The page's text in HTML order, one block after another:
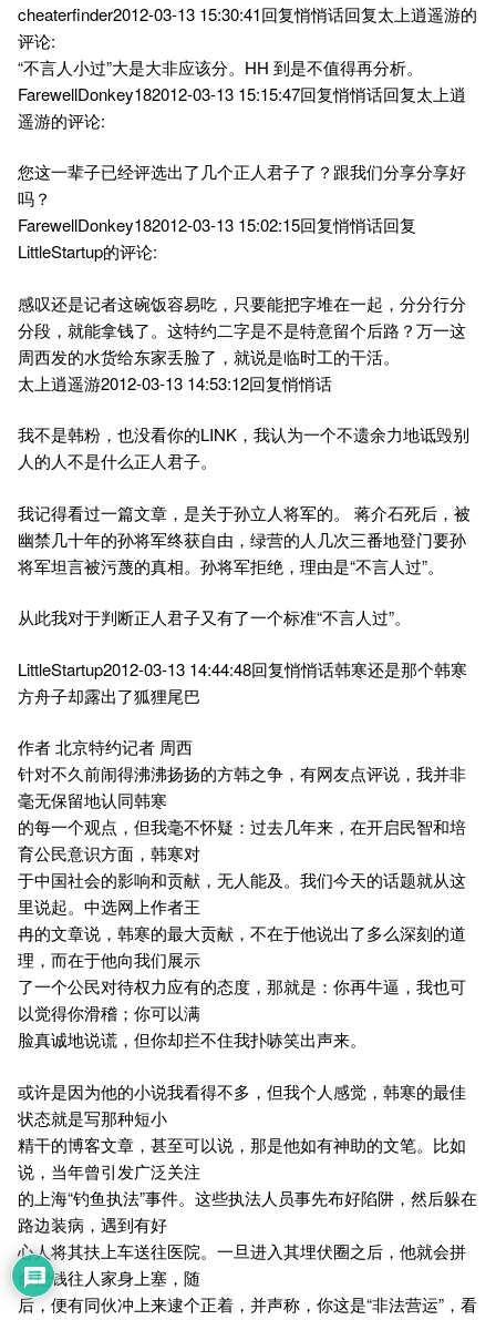
cheaterfinder2012-03-13 15:30:41回复悄悄话回复太上逍遥游的
评论:
“不言人小过”大是大非应该分。HH 到是不值得再分析。
FarewellDonkey182012-03-13 15:15:47回复悄悄话回复太上逍
遥游的评论:
您这一辈子已经评选出了几个正人君子了？跟我们分享分享好
吗？
FarewellDonkey182012-03-13 15:02:15回复悄悄话回复
LittleStartup的评论:
感叹还是记者这碗饭容易吃，只要能把字堆在一起，分分行分
分段，就能拿钱了。这特约二字是不是特意留个后路？万一这
周西发的水货给东家丢脸了，就说是临时工的干活。
太上逍遥游2012-03-13 14:53:12回复悄悄话
我不是韩粉，也没看你的LINK，我认为一个不遗余力地诋毁别
人的人不是什么正人君子。
我记得看过一篇文章，是关于孙立人将军的。 蒋介石死后，被
幽禁几十年的孙将军终获自由，绿营的人几次三番地登门要孙
将军坦言被污蔑的真相。孙将军拒绝，理由是“不言人过”。
从此我对于判断正人君子又有了一个标准“不言人过”。
LittleStartup2012-03-13 14:44:48回复悄悄话韩寒还是那个韩寒
方舟子却露出了狐狸尾巴
作者 北京特约记者 周西
针对不久前闹得沸沸扬扬的方韩之争，有网友点评说，我并非
毫无保留地认同韩寒
的每一个观点，但我毫不怀疑：过去几年来，在开启民智和培
育公民意识方面，韩寒对
于中国社会的影响和贡献，无人能及。我们今天的话题就从这
里说起。中选网上作者王
冉的文章说，韩寒的最大贡献，不在于他说出了多么深刻的道
理，而在于他向我们展示
了一个公民对待权力应有的态度，那就是：你再牛逼，我也可
以觉得你滑稽；你可以满
脸真诚地说谎，但你却拦不住我扑哧笑出声来。
或许是因为他的小说我看得不多，但我个人感觉，韩寒的最佳
状态就是写那种短小
精干的博客文章，甚至可以说，那是他如有神助的文笔。比如
说，当年曾引发广泛关注
的上海“钓鱼执法”事件。这些执法人员事先布好陷阱，然后躲在
路边装病，遇到有好
心人将其扶上车送往医院。一旦进入其埋伏圈之后，他就会拼
命把钱往人家身上塞，随
后，便有同伙冲上来逮个正着，并声称，你这是“非法营运”，看